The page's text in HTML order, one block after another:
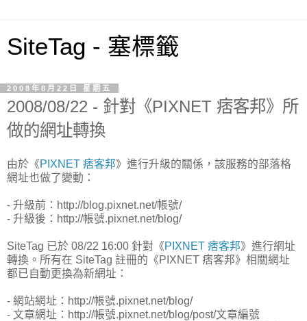
SiteTag - 塞標籤
2008年8月22日 星期五
2008/08/22 - 針對《PIXNET 痞客邦》所
做的網址轉換
由於《PIXNET 痞客邦》進行升級的關係，該服務的部落格
網址也做了變動：
- 升級前：http://blog.pixnet.net/帳號/
- 升級後：http://帳號.pixnet.net/blog/
SiteTag 已於 08/22 16:00 針對《PIXNET 痞客邦》進行網址
轉換。所有在 SiteTag 註冊的《PIXNET 痞客邦》相關網址
都已自動更換為新網址：
- 網站網址：http://帳號.pixnet.net/blog/
- 文章網址：http://帳號.pixnet.net/blog/post/文章編號